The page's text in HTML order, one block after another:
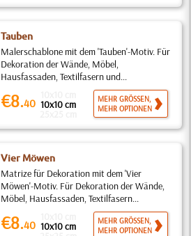
Tauben
Malerschablone mit dem 'Tauben'-Motiv. Für
Dekoration der Wände, Möbel,
Hausfassaden, Textilfasern und...
€8.40 10x10 cm
MEHR GRÖSSEN,
MEHR OPTIONEN
Vier Möwen
Matrize für Dekoration mit dem 'Vier
Möwen'-Motiv. Für Dekoration der Wände,
Möbel, Hausfassaden, Textilfasern...
€8.40 10x10 cm
MEHR GRÖSSEN,
MEHR OPTIONEN